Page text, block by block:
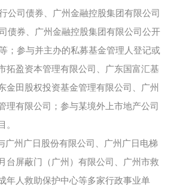
公司债券、广州金融控股集团有限公司
债券、广州金融控股集团有限公司公开
；参与并主办的私募基金管理人登记或
拓盈资本管理有限公司、广东国富汇基
金田股权投资基金管理有限公司、广州
理有限公司；参与某境外上市地产公司
。
广州广日股份有限公司、广州广日电梯
台屏蔽门（广州）有限公司、广州市救
年人救助保护中心等多家行政事业单